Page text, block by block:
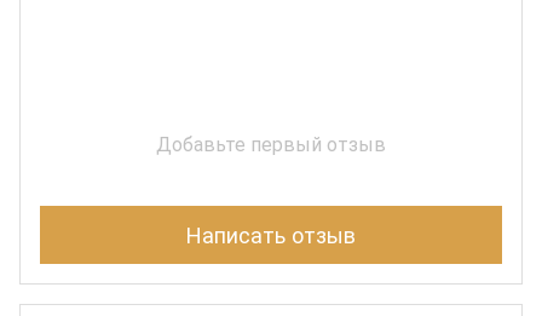
Добавьте первый отзыв
Написать отзыв